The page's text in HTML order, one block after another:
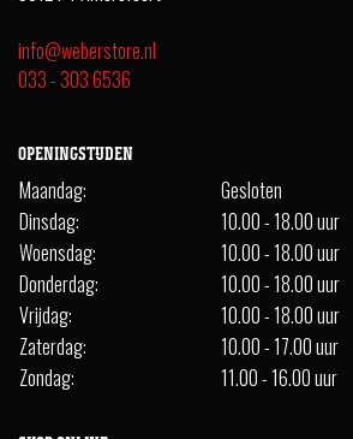
info@weberstore.nl
033 - 303 6536
OPENINGSTIJDEN
Maandag:
Gesloten
Dinsdag:
10.00 - 18.00 uur
Woensdag:
10.00 - 18.00 uur
Donderdag:
10.00 - 18.00 uur
Vrijdag:
10.00 - 18.00 uur
Zaterdag:
10.00 - 17.00 uur
Zondag:
11.00 - 16.00 uur